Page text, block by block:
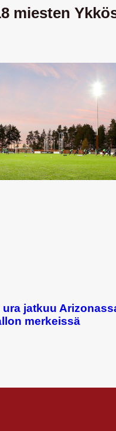
miesten
jatkuu
merkeissä